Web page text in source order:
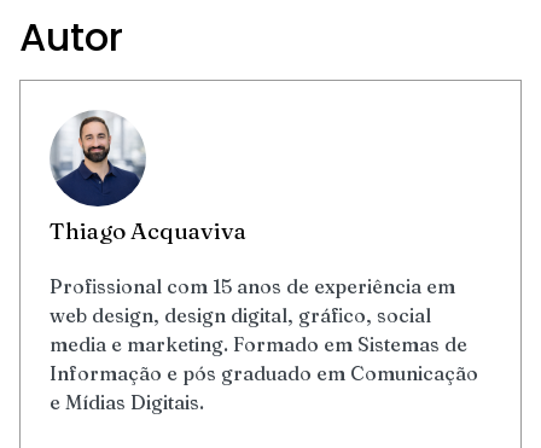
Autor
Thiago Acquaviva
Profissional com 15 anos de experiência em
web design, design digital, gráfico, social
media e marketing. Formado em Sistemas de
Informação e pós graduado em Comunicação
e Mídias Digitais.